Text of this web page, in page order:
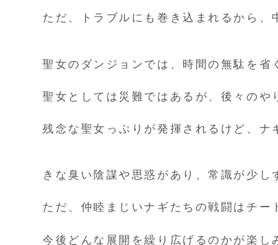
ただ、トラブルにも巻き込まれるから、
聖女のダンジョンでは、時間の無駄を省
聖女としては災難ではあるが、後々のや
残念な聖女っぷりが発揮されるけど、ナ
きな臭い陰謀や思惑があり、常識が少し
ただ、仲睦まじいナギたちの戦闘はチー
今後どんな展開を繰り広げるのかが楽し